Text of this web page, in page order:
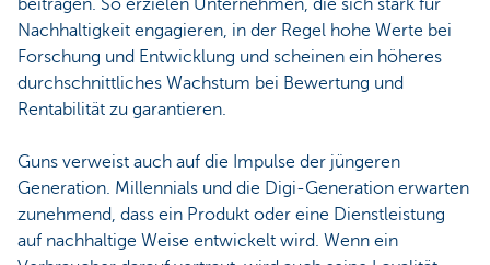
beitragen. So erzielen Unternehmen, die sich stark für
Nachhaltigkeit engagieren, in der Regel hohe Werte bei
Forschung und Entwicklung und scheinen ein höheres
durchschnittliches Wachstum bei Bewertung und
Rentabilität zu garantieren.
Guns verweist auch auf die Impulse der jüngeren
Generation. Millennials und die Digi-Generation erwarten
zunehmend, dass ein Produkt oder eine Dienstleistung
auf nachhaltige Weise entwickelt wird. Wenn ein